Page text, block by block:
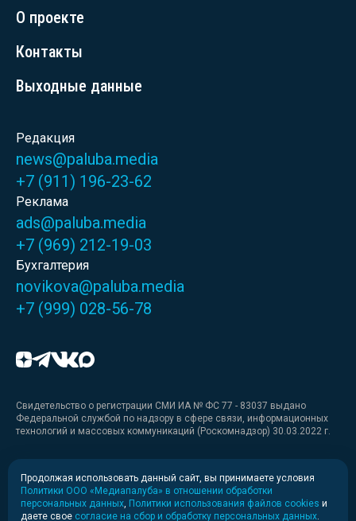
О проекте
Контакты
Выходные данные
Редакция
news@paluba.media
+7 (911) 196-23-62
Реклама
ads@paluba.media
+7 (969) 212-19-03
Бухгалтерия
novikova@paluba.media
+7 (999) 028-56-78
Свидетельство о регистрации СМИ ИА № ФС 77 - 83037 выдано
Федеральной службой по надзору в сфере связи, информационных
технологий и массовых коммуникаций (Роскомнадзор) 30.03.2022 г.
Медиакит
Медиакит для печати
Продолжая использовать данный сайт, вы принимаете условия
Политики ООО «Медиапалуба» в отношении обработки
персональных данных Политики использования файлов cookies и
даете свое согласие на сбор и обработку персональных данных